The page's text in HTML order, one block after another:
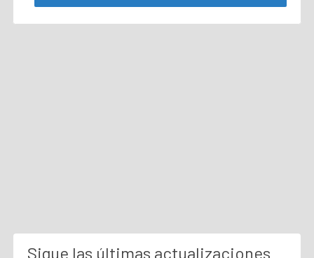
Sigue las últimas actualizaciones